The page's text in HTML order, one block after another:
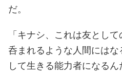
だ。
「キナシ、これは友とし
呑まれるような人間には
して生きる能力者になる